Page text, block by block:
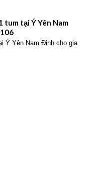
tại Ý Yên Nam
Ý Yên Nam Định cho gia